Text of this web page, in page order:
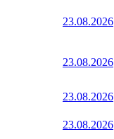
23.08.2026
23.08.2026
23.08.2026
23.08.2026